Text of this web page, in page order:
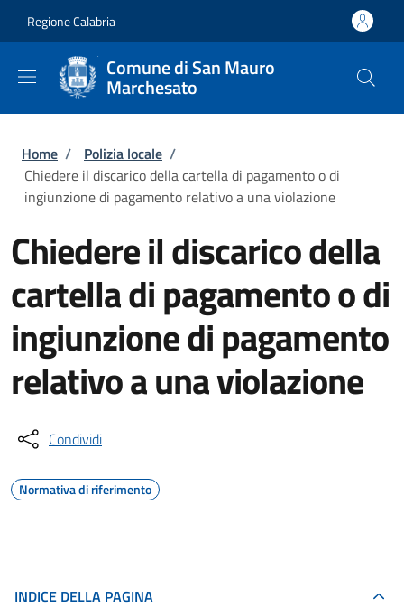
Regione Calabria
Comune di San Mauro
Marchesato
Briciole di pane
Home / Polizia locale /
Chiedere il discarico della cartella di pagamento o di
ingiunzione di pagamento relativo a una violazione
Chiedere il discarico della
cartella di pagamento o di
ingiunzione di pagamento
relativo a una violazione
Condividi
Normativa di riferimento
INDICE DELLA PAGINA